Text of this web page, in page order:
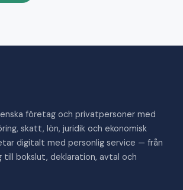
företag och privatpersoner med
skatt, lön, juridik och ekonomisk
digitalt med personlig service — från
till bokslut, deklaration, avtal och